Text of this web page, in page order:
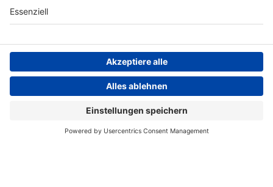
AGB
Datenschutzhinweis
Compliance